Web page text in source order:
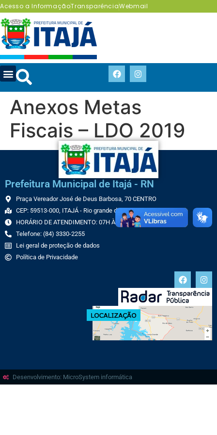
Acesso a InformaçãoTransparênciaWebmail
Anexos Metas
Fiscais – LDO 2019
Prefeitura Municipal de Itajá - RN
Praça Vereador José de Deus Barbosa, 70 CENTRO
CEP: 59513-000, ITAJÁ - Rio grande do Norte
HORÁRIO DE ATENDIMENTO: 07H ÀS 13H
Telefone: (84) 3330-2255
Lei geral de proteção de dados
Política de Privacidade
Desenvolvimento: MicroSystem informática